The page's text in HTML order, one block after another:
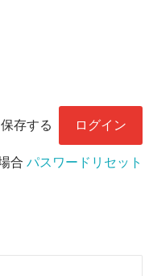
存する
合 パスワードリセット